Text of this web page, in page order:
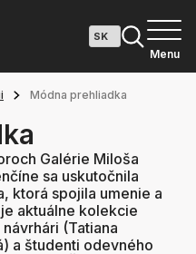
Menu
Módna prehliadka
Galérie Miloša
sa uskutočnila
ktorá spojila umenie a
aktuálne kolekcie
(Tatiana
a študenti odevného